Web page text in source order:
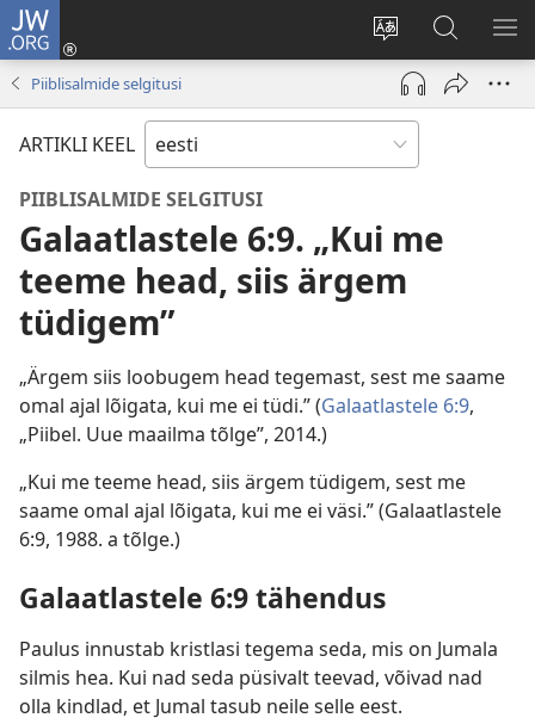
JW.ORG
Muuda
veebisaidi
keelt
Logi
sisse
(avab
akna)
Otsi
saidilt
JW.ORG
Piiblisalmide selgitusi
ARTIKLI KEEL
PIIBLISALMIDE SELGITUSI
Galaatlastele 6:9. „Kui me
teeme head, siis ärgem
tüdigem”
„Ärgem siis loobugem head tegemast, sest me saame
omal ajal lõigata, kui me ei tüdi.” (Galaatlastele 6:9,
„Piibel. Uue maailma tõlge”, 2014.)
„Kui me teeme head, siis ärgem tüdigem, sest me
saame omal ajal lõigata, kui me ei väsi.” (Galaatlastele
6:9, 1988. a tõlge.)
Galaatlastele 6:9 tähendus
Paulus innustab kristlasi tegema seda, mis on Jumala
silmis hea. Kui nad seda püsivalt teevad, võivad nad
olla kindlad, et Jumal tasub neile selle eest.